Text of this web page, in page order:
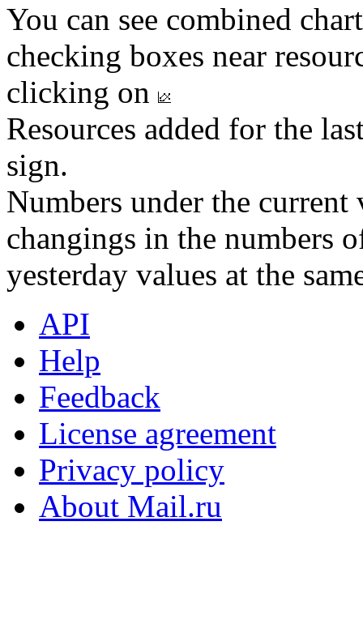
You can see combined
checking boxes near
clicking on
Resources added for the
sign.
Numbers under the
changings in the numbers
yesterday values at the
API
Help
Feedback
License agreement
Privacy policy
About Mail.ru